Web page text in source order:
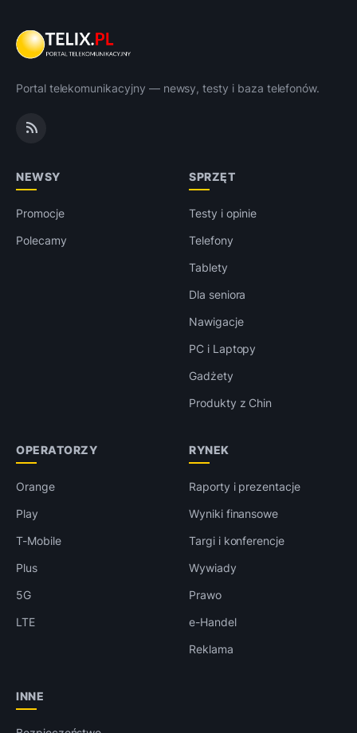
Portal telekomunikacyjny — newsy, testy i baza telefonów.
NEWSY
Promocje
Polecamy
SPRZĘT
Testy i opinie
Telefony
Tablety
Dla seniora
Nawigacje
PC i Laptopy
Gadżety
Produkty z Chin
OPERATORZY
Orange
Play
T-Mobile
Plus
5G
LTE
RYNEK
Raporty i prezentacje
Wyniki finansowe
Targi i konferencje
Wywiady
Prawo
e-Handel
Reklama
INNE